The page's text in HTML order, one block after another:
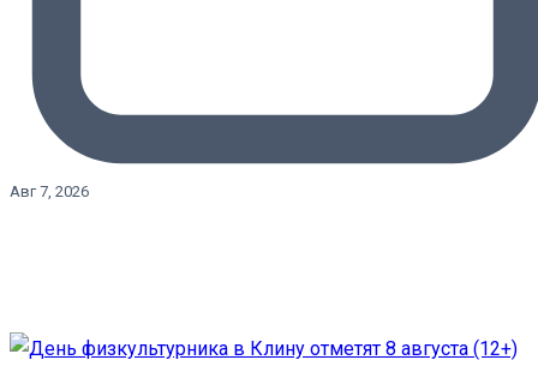
Авг 7, 2026